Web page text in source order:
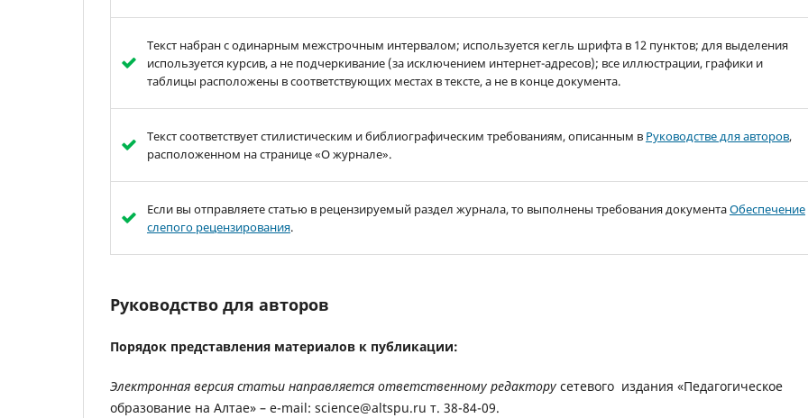
Текст набран с одинарным межстрочным интервалом; используется кегль шрифта в 12 пунктов; для выделения
используется курсив, а не подчеркивание (за исключением интернет-адресов); все иллюстрации, графики и
таблицы расположены в соответствующих местах в тексте, а не в конце документа.
Текст соответствует стилистическим и библиографическим требованиям, описанным в Руководстве для авторов,
расположенном на странице «О журнале».
Если вы отправляете статью в рецензируемый раздел журнала, то выполнены требования документаОбеспечение
слепого рецензирования.
Руководство для авторов
Порядок представления материалов к публикации:
Электронная версия статьи направляется ответственному редактору сетевого издания «Педагогическое
образование на Алтае» – e-mail: science@altspu.ru т. 38-84-09.